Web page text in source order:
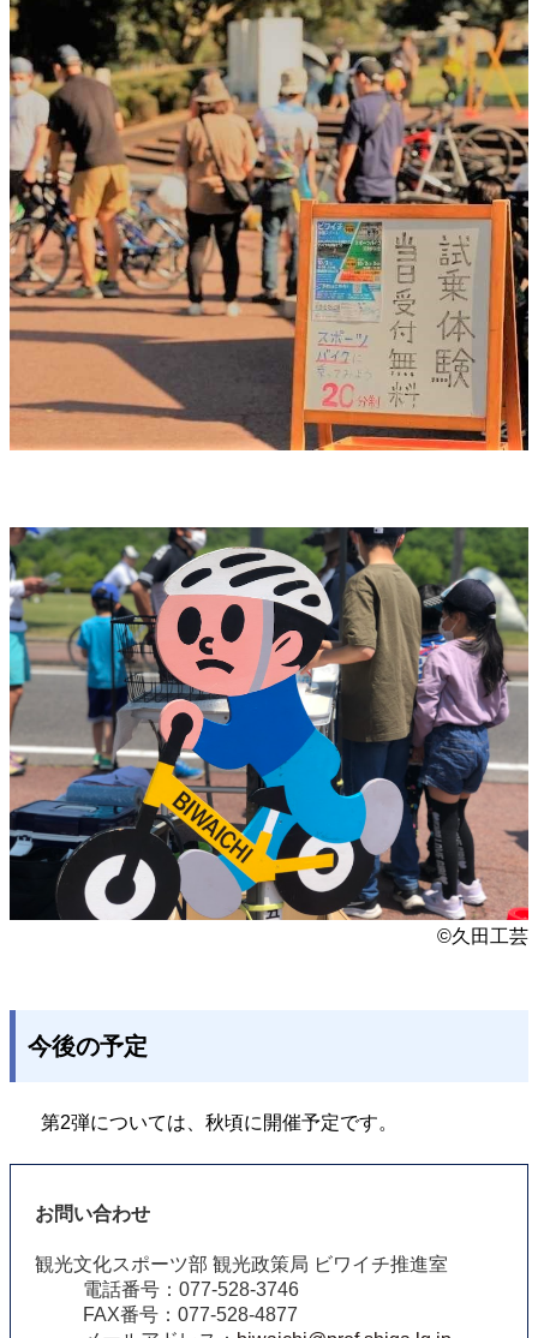
©久田工芸
今後の予定
第2弾については、秋頃に開催予定です。
お問い合わせ
観光文化スポーツ部 観光政策局 ビワイチ推進室
電話番号：077-528-3746
FAX番号：077-528-4877